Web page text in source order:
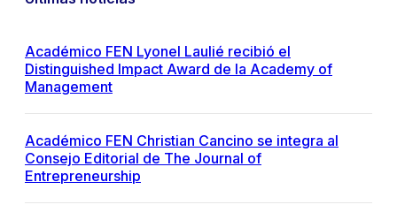
Académico FEN Lyonel Laulié recibió el
Distinguished Impact Award de la Academy of
Management
Académico FEN Christian Cancino se integra al
Consejo Editorial de The Journal of
Entrepreneurship